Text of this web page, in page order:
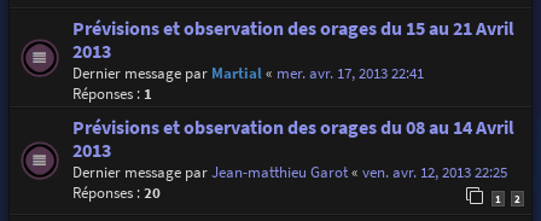
Prévisions et observation des orages du 15 au 21 Avril
2013
Dernier message par Martial« mer. avr. 17, 2013 22:41
Réponses : 1
Prévisions et observation des orages du 08 au 14 Avril
2013
Dernier message parJean-matthieu Garot« ven. avr. 12, 2013 22:25
Réponses :20 1 2